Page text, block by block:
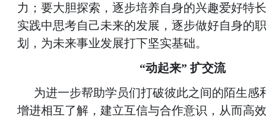
力；要大胆探索，逐步培养自身的兴趣爱好特
实践中思考自己未来的发展，逐步做好自身的
划，为未来事业发展打下坚实基础。
“动起来” 扩交流
为进一步帮助学员们打破彼此之间的陌生感
增进相互了解，建立互信与合作意识，从而高